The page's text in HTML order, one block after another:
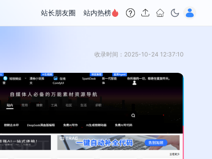
站长朋友圈 站内热榜
收录时间：2025-10-24 12:37:10